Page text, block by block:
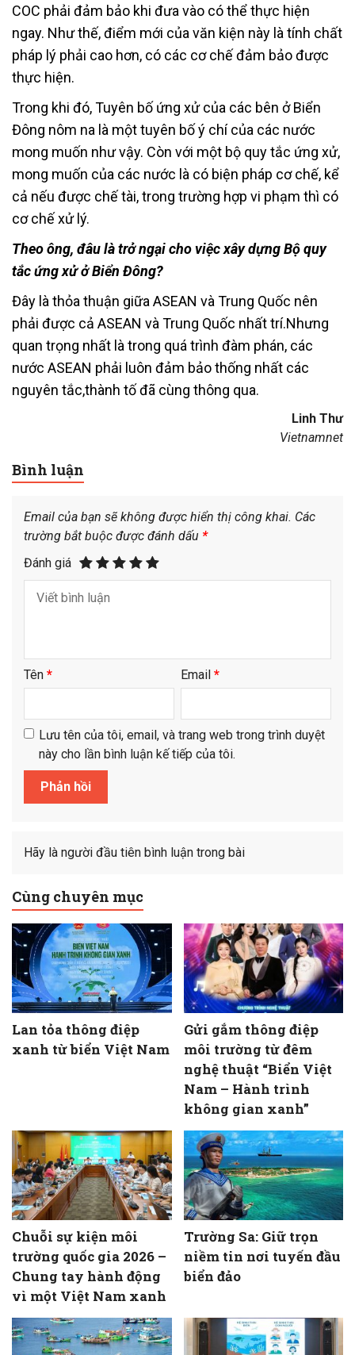
COC phải đảm bảo khi đưa vào có thể thực hiện
ngay. Như thế, điểm mới của văn kiện này là tính chất
pháp lý phải cao hơn, có các cơ chế đảm bảo được
thực hiện.
Trong khi đó, Tuyên bố ứng xử của các bên ở Biển
Đông nôm na là một tuyên bố ý chí của các nước
mong muốn như vậy. Còn với một bộ quy tắc ứng xử,
mong muốn của các nước là có biện pháp cơ chế, kể
cả nếu được chế tài, trong trường hợp vi phạm thì có
cơ chế xử lý.
Theo ông, đâu là trở ngại cho việc xây dựng Bộ quy
tắc ứng xử ở Biển Đông?
Đây là thỏa thuận giữa ASEAN và Trung Quốc nên
phải được cả ASEAN và Trung Quốc nhất trí.Nhưng
quan trọng nhất là trong quá trình đàm phán, các
nước ASEAN phải luôn đảm bảo thống nhất các
nguyên tắc,thành tố đã cùng thông qua.
Linh Thư
Vietnamnet
Bình luận
Email của bạn sẽ không được hiển thị công khai. Các
trường bắt buộc được đánh dấu *
Đánh giá
Tên * Email *
Lưu tên của tôi, email, và trang web trong trình duyệt
này cho lần bình luận kế tiếp của tôi.
Hãy là người đầu tiên bình luận trong bài
Cùng chuyên mục
Lan tỏa thông điệp
xanh từ biển Việt Nam
Gửi gắm thông điệp
môi trường từ đêm
nghệ thuật “Biển Việt
Nam – Hành trình
không gian xanh”
Chuỗi sự kiện môi
trường quốc gia 2026 –
Chung tay hành động
vì một Việt Nam xanh
Trường Sa: Giữ trọn
niềm tin nơi tuyến đầu
biển đảo